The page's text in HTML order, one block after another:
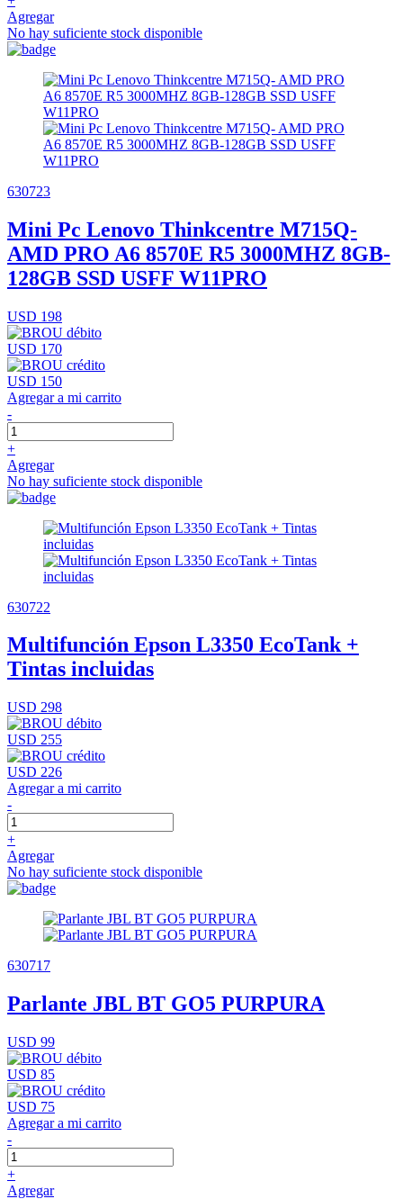
Agregar
No hay suficiente stock disponible
630723
Mini Pc Lenovo Thinkcentre M715Q-
AMD PRO A6 8570E R5 3000MHZ 8GB-
128GB SSD USFF W11PRO
USD 198
USD 170
USD 150
Agregar a mi carrito
-
+
Agregar
No hay suficiente stock disponible
630722
Multifunción Epson L3350 EcoTank +
Tintas incluidas
USD 298
USD 255
USD 226
Agregar a mi carrito
-
+
Agregar
No hay suficiente stock disponible
630717
Parlante JBL BT GO5 PURPURA
USD 99
USD 85
USD 75
Agregar a mi carrito
-
+
Agregar